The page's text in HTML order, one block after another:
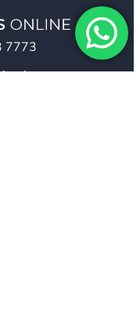
7773